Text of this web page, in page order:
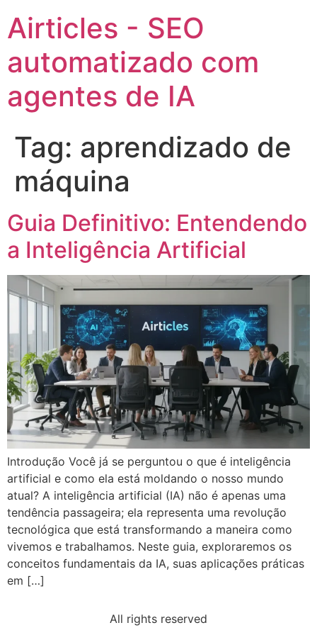
Airticles - SEO
automatizado com
agentes de IA
Tag: aprendizado de
máquina
Guia Definitivo: Entendendo
a Inteligência Artificial
Introdução Você já se perguntou o que é inteligência
artificial e como ela está moldando o nosso mundo
atual? A inteligência artificial (IA) não é apenas uma
tendência passageira; ela representa uma revolução
tecnológica que está transformando a maneira como
vivemos e trabalhamos. Neste guia, exploraremos os
conceitos fundamentais da IA, suas aplicações práticas
em […]
All rights reserved